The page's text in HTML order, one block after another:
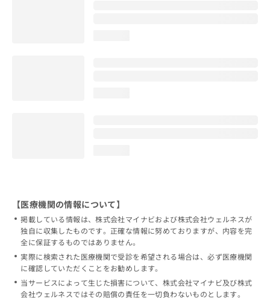
【医療機関の情報について】
掲載している情報は、株式会社マイナビおよび株式会社ウェルネスが
独自に収集したものです。正確な情報に努めておりますが、内容を完
全に保証するものではありません。
実際に検索された医療機関で受診を希望される場合は、必ず医療機関
に確認していただくことをお勧めします。
当サービスによって生じた損害について、株式会社マイナビ及び株式
会社ウェルネスではその賠償の責任を一切負わないものとします。